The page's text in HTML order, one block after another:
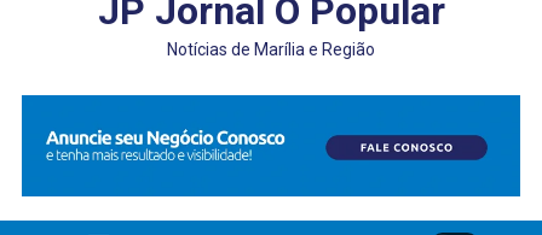
JP Jornal O Popular
Notícias de Marília e Região